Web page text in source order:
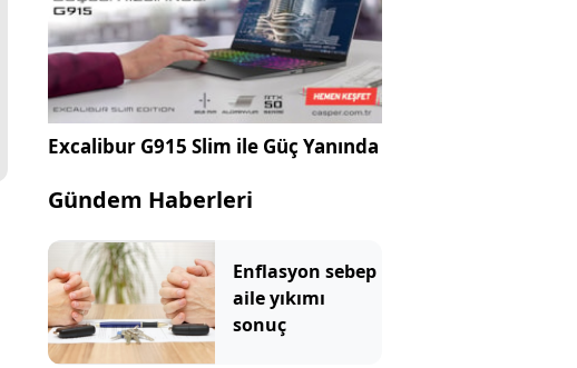
Excalibur G915 Slim ile Güç Yanında
Gündem Haberleri
Enflasyon sebep
aile yıkımı
sonuç